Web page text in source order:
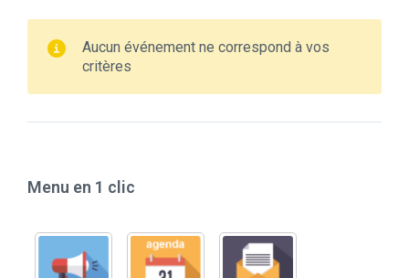
Aucun événement ne correspond à vos
critères
Menu en 1 clic